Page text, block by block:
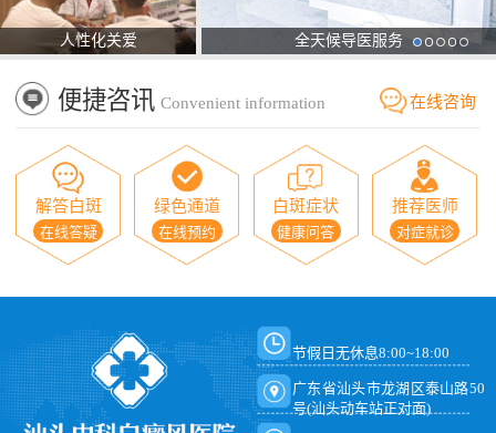
人性化关爱 全天候导医服务
便捷咨讯 Convenient information 在线咨询
解答白斑
在线答疑
绿色通道
在线预约
白斑症状
健康问答
推荐医师
对症就诊
节假日无休息8:00~18:00
广东省汕头市龙湖区泰山路50
号(汕头动车站正对面)